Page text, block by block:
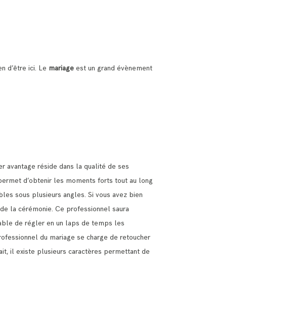
d’être ici. Le mariage est un grand évènement
avantage réside dans la qualité de ses
d’obtenir les moments forts tout au long
sous plusieurs angles. Si vous avez bien
la cérémonie. Ce professionnel saura
de régler en un laps de temps les
du mariage se charge de retoucher
il existe plusieurs caractères permettant de